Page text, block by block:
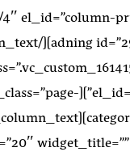
width=”3/4″
el_class=”page-